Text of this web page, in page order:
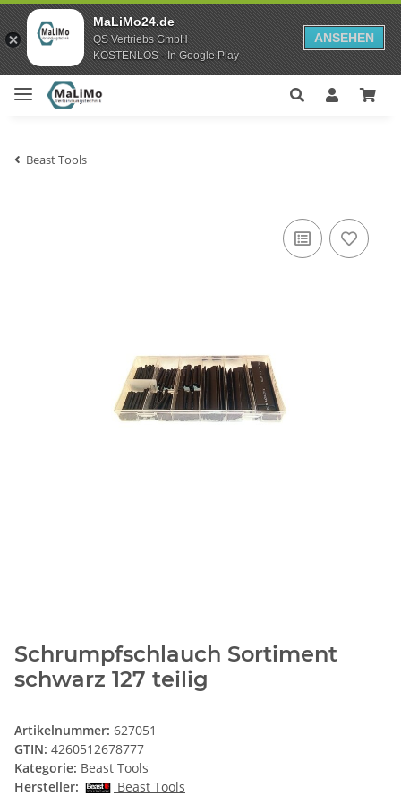
MaLiMo24.de
QS Vertriebs GmbH
KOSTENLOS - In Google Play
ANSEHEN
Beast Tools
Schrumpfschlauch Sortiment
schwarz 127 teilig
Artikelnummer: 627051
GTIN: 4260512678777
Kategorie: Beast Tools
Hersteller:
Beast Tools